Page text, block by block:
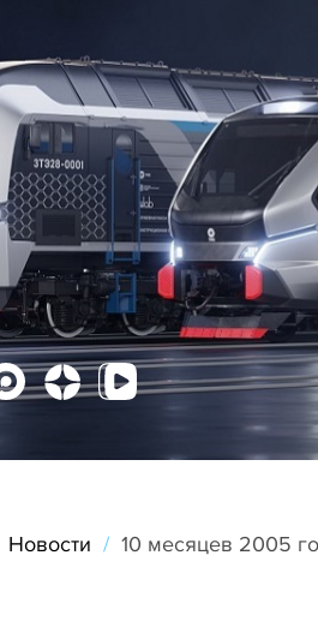
Новости / 10 месяцев 2005